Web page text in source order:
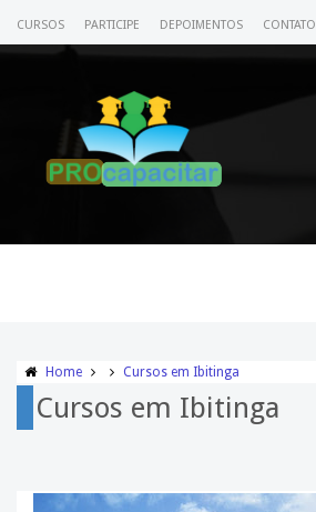
CURSOS PARTICIPE DEPOIMENTOS CONTATO
Home Cursos em Ibitinga
Cursos em Ibitinga